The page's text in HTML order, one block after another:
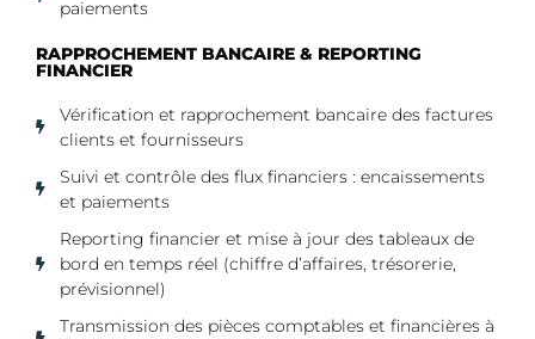
paiements
RAPPROCHEMENT BANCAIRE & REPORTING
FINANCIER
Vérification et rapprochement bancaire des factures
clients et fournisseurs
Suivi et contrôle des flux financiers : encaissements
et paiements
Reporting financier et mise à jour des tableaux de
bord en temps réel (chiffre d’affaires, trésorerie,
prévisionnel)
Transmission des pièces comptables et financières à